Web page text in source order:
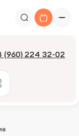
(960) 224 32-02